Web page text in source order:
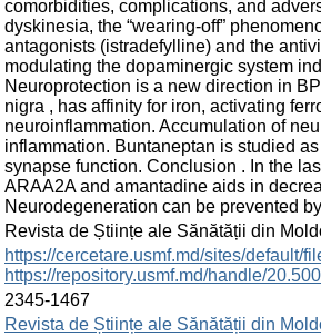
comorbidities, complications, and
dyskinesia, the “wearing-off”
antagonists (istradefylline) and the
modulating the dopaminergic system
Neuroprotection is a new direction in
nigra , has affinity for iron, activating
neuroinflammation. Accumulation of
inflammation. Buntaneptan is studied
synapse function. Conclusion . In the
ARAA2A and amantadine aids in
Neurodegeneration can be prevented
Revista de Științe ale Sănătății din
https://cercetare.usmf.md/sites/default/
https://repository.usmf.md/handle/
2345-1467
Revista de Științe ale Sănătății din